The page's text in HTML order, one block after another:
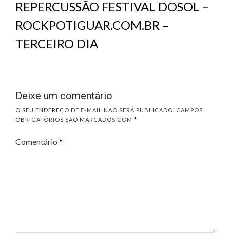
REPERCUSSÃO FESTIVAL DOSOL –
ROCKPOTIGUAR.COM.BR –
TERCEIRO DIA
Deixe um comentário
O SEU ENDEREÇO DE E-MAIL NÃO SERÁ PUBLICADO.
CAMPOS
OBRIGATÓRIOS SÃO MARCADOS COM *
Comentário *